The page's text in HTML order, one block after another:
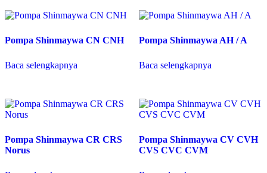
Pompa Shinmaywa CN CNH
Baca selengkapnya
Pompa Shinmaywa AH / A
Baca selengkapnya
Pompa Shinmaywa CR CRS
Norus
Pompa Shinmaywa CV CVH
CVS CVC CVM